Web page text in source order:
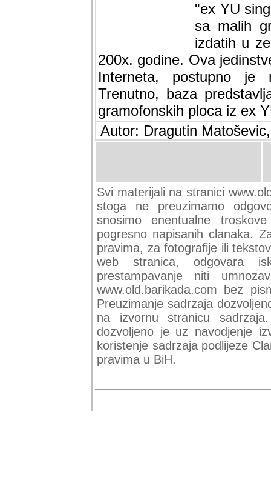
"ex YU
sa malih
izdatih u
200x. godine. Ova
Interneta, postupno je
baza predstavlja
ploca iz ex YU.
Autor: Dragutin
Svi materijali na stranici
stoga ne preuzimamo
snosimo enentualne
pogresno napisanih clanaka.
pravima, za fotografije ili
web stranica, odgovara
prestampavanje niti
www.old.barikada.com bez
Preuzimanje sadrzaja
na izvornu stranicu
dozvoljeno je uz navodjenje
koristenje sadrzaja podlijeze
pravima u BiH.